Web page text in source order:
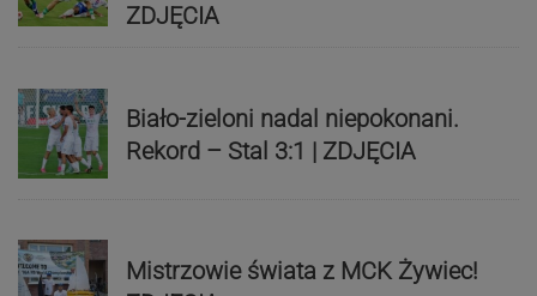
ZDJĘCIA
Biało-zieloni nadal niepokonani.
Rekord – Stal 3:1 | ZDJĘCIA
Mistrzowie świata z MCK Żywiec!